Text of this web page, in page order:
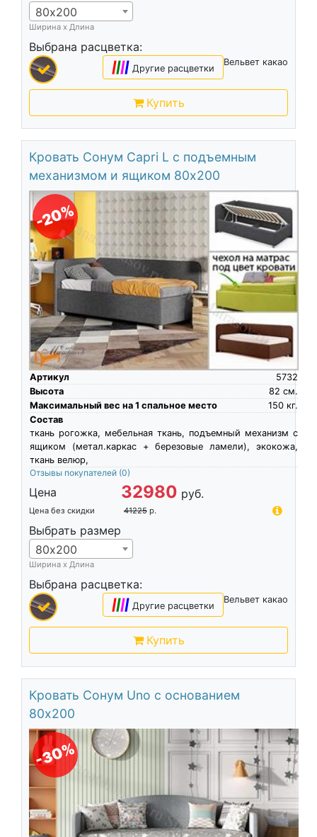
80х200
Ширина х Длина
Выбрана расцветка:
Вельвет какао
|||| Другие расцветки
Купить
Кровать Сонум Capri L с подъемным
механизмом и ящиком 80х200
-20%
Артикул
5732
Высота
см.
82
Максимальный вес на 1 спальное место
кг.
150
Состав
ткань рогожка, мебельная ткань, подъемный механизм с
ящиком (метал.каркас + березовые ламели), экокожа,
ткань велюр,
Отзывы покупателей (0)
Цена 32980 руб.
Цена без скидки 41225 р.
Выбрать размер
80х200
Ширина х Длина
Выбрана расцветка:
Вельвет какао
|||| Другие расцветки
Купить
Кровать Сонум Uno с основанием
80х200
-30%